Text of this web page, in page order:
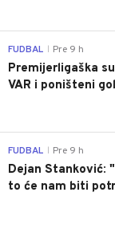
FUDBAL Pre 9 h
Premijerligaška
VAR i poništeni
FUDBAL Pre 9 h
Dejan Stanković:
to će nam biti